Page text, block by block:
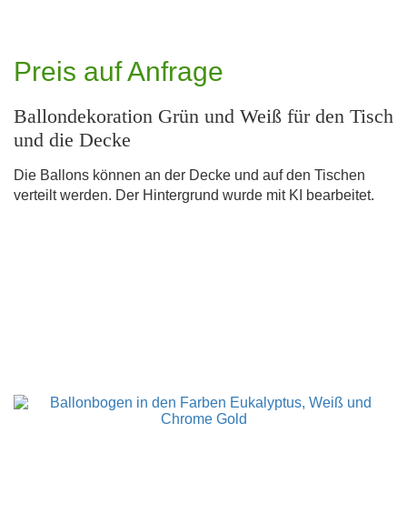
Preis auf Anfrage
Ballondekoration Grün und Weiß für den Tisch
und die Decke
Die Ballons können an der Decke und auf den Tischen
verteilt werden. Der Hintergrund wurde mit KI bearbeitet.